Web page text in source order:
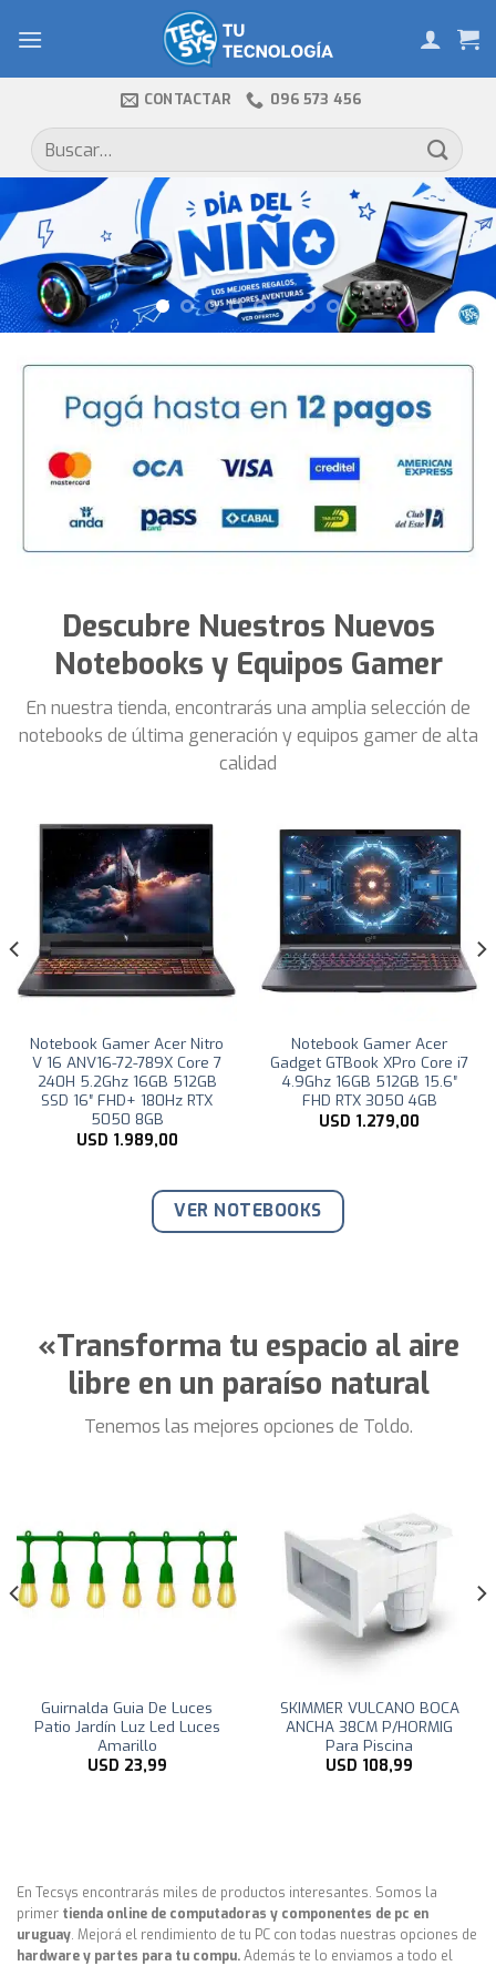
CONTACTAR 096 573 456
Buscar
por:
Descubre Nuestros Nuevos
Notebooks y Equipos Gamer
En nuestra tienda, encontrarás una amplia selección de
notebooks de última generación y equipos gamer de alta
calidad
Notebook Gamer Acer Nitro
V 16 ANV16-72-789X Core 7
240H 5.2Ghz 16GB 512GB
SSD 16″ FHD+ 180Hz RTX
5050 8GB
USD 1.989,00
Notebook Gamer Acer
Gadget GTBook XPro Core i7
4.9Ghz 16GB 512GB 15.6″
FHD RTX 3050 4GB
USD 1.279,00
VER NOTEBOOKS
«Transforma tu espacio al aire
libre en un paraíso natural
Tenemos las mejores opciones de Toldo.
SKIMMER VULCANO BOCA
ANCHA 38CM P/HORMIG
Para Piscina
USD108,99
Toldo Vela p/ sombra viento
y granizo c/ protección Uv –
4*1.90 rectangulo Beige
USD49,00
En Tecsys encontrarás miles de productos interesantes. Somos la
primer tienda online de computadoras y componentes de pc en
uruguay. Mejorá el rendimiento de tu PC con todas nuestras opciones de
hardware y partes para tu compu.Además te lo enviamos a todo el